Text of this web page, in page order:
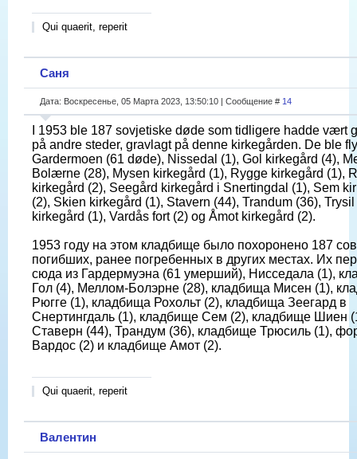
Qui quaerit, reperit
Саня
Дата: Воскресенье, 05 Марта 2023, 13:50:10 | Сообщение # 14
I 1953 ble 187 sovjetiske døde som tidligere hadde vært
på andre steder, gravlagt på denne kirkegården. De ble
Gardermoen (61 døde), Nissedal (1), Gol kirkegård (4),
Bolærne (28), Mysen kirkegård (1), Rygge kirkegård (1),
kirkegård (2), Seegård kirkegård i Snertingdal (1), Sem
(2), Skien kirkegård (1), Stavern (44), Trandum (36), Trysil
kirkegård (1), Vardås fort (2) og Åmot kirkegård (2).
1953 году на этом кладбище было похоронено 187
погибших, ранее погребенных в других местах. Их
сюда из Гардермуэна (61 умерший), Нисседала (1),
Гол (4), Меллом-Болэрне (28), кладбища Мисен (1),
Рюгге (1), кладбища Рохольт (2), кладбища Зеегард в
Снертингдаль (1), кладбище Сем (2), кладбище Шиен
Ставерн (44), Трандум (36), кладбище Трюсиль (1),
Вардос (2) и кладбище Амот (2).
Qui quaerit, reperit
Валентин